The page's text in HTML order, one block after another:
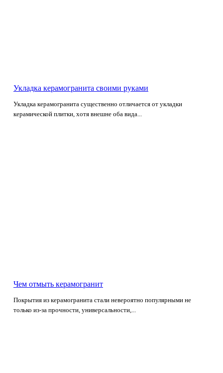
Укладка керамогранита своими руками
Укладка керамогранита существенно отличается от укладки
керамической плитки, хотя внешне оба вида...
Чем отмыть керамогранит
Покрытия из керамогранита стали невероятно популярными не
только из-за прочности, универсальности,...